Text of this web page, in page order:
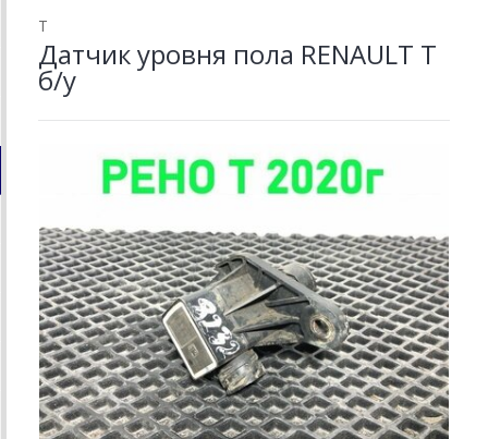
T
Датчик уровня пола RENAULT T
б/у